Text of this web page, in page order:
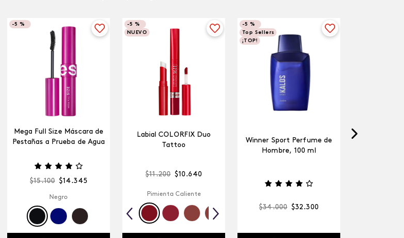
-5 %
Mega Full Size Máscara de
Pestañas a Prueba de Agua
$15.100 $14 .345
Negro
-5 %
NUEVO
Labial COLORFIX Duo
Tattoo
$11.200 $10 .640
Pimienta Caliente
-5 %
Top Sellers
¡TOP!
Winner Sport Perfume de
Hombre, 100 ml
$34.000 $32 .300